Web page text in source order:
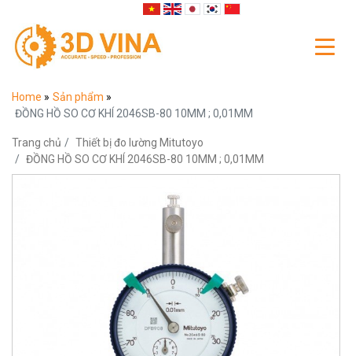
Home » Sản phẩm »
ĐỒNG HỒ SO CƠ KHÍ 2046SB-80 10MM ; 0,01MM
Trang chủ
Thiết bị đo lường Mitutoyo
ĐỒNG HỒ SO CƠ KHÍ 2046SB-80 10MM ; 0,01MM